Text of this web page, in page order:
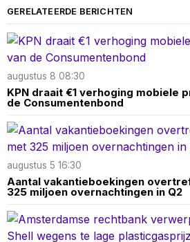
GERELATEERDE BERICHTEN
augustus 8 08:30
KPN draait €1 verhoging mobiele
de Consumentenbond
augustus 5 16:30
Aantal vakantieboekingen
325 miljoen overnachtingen in Q2